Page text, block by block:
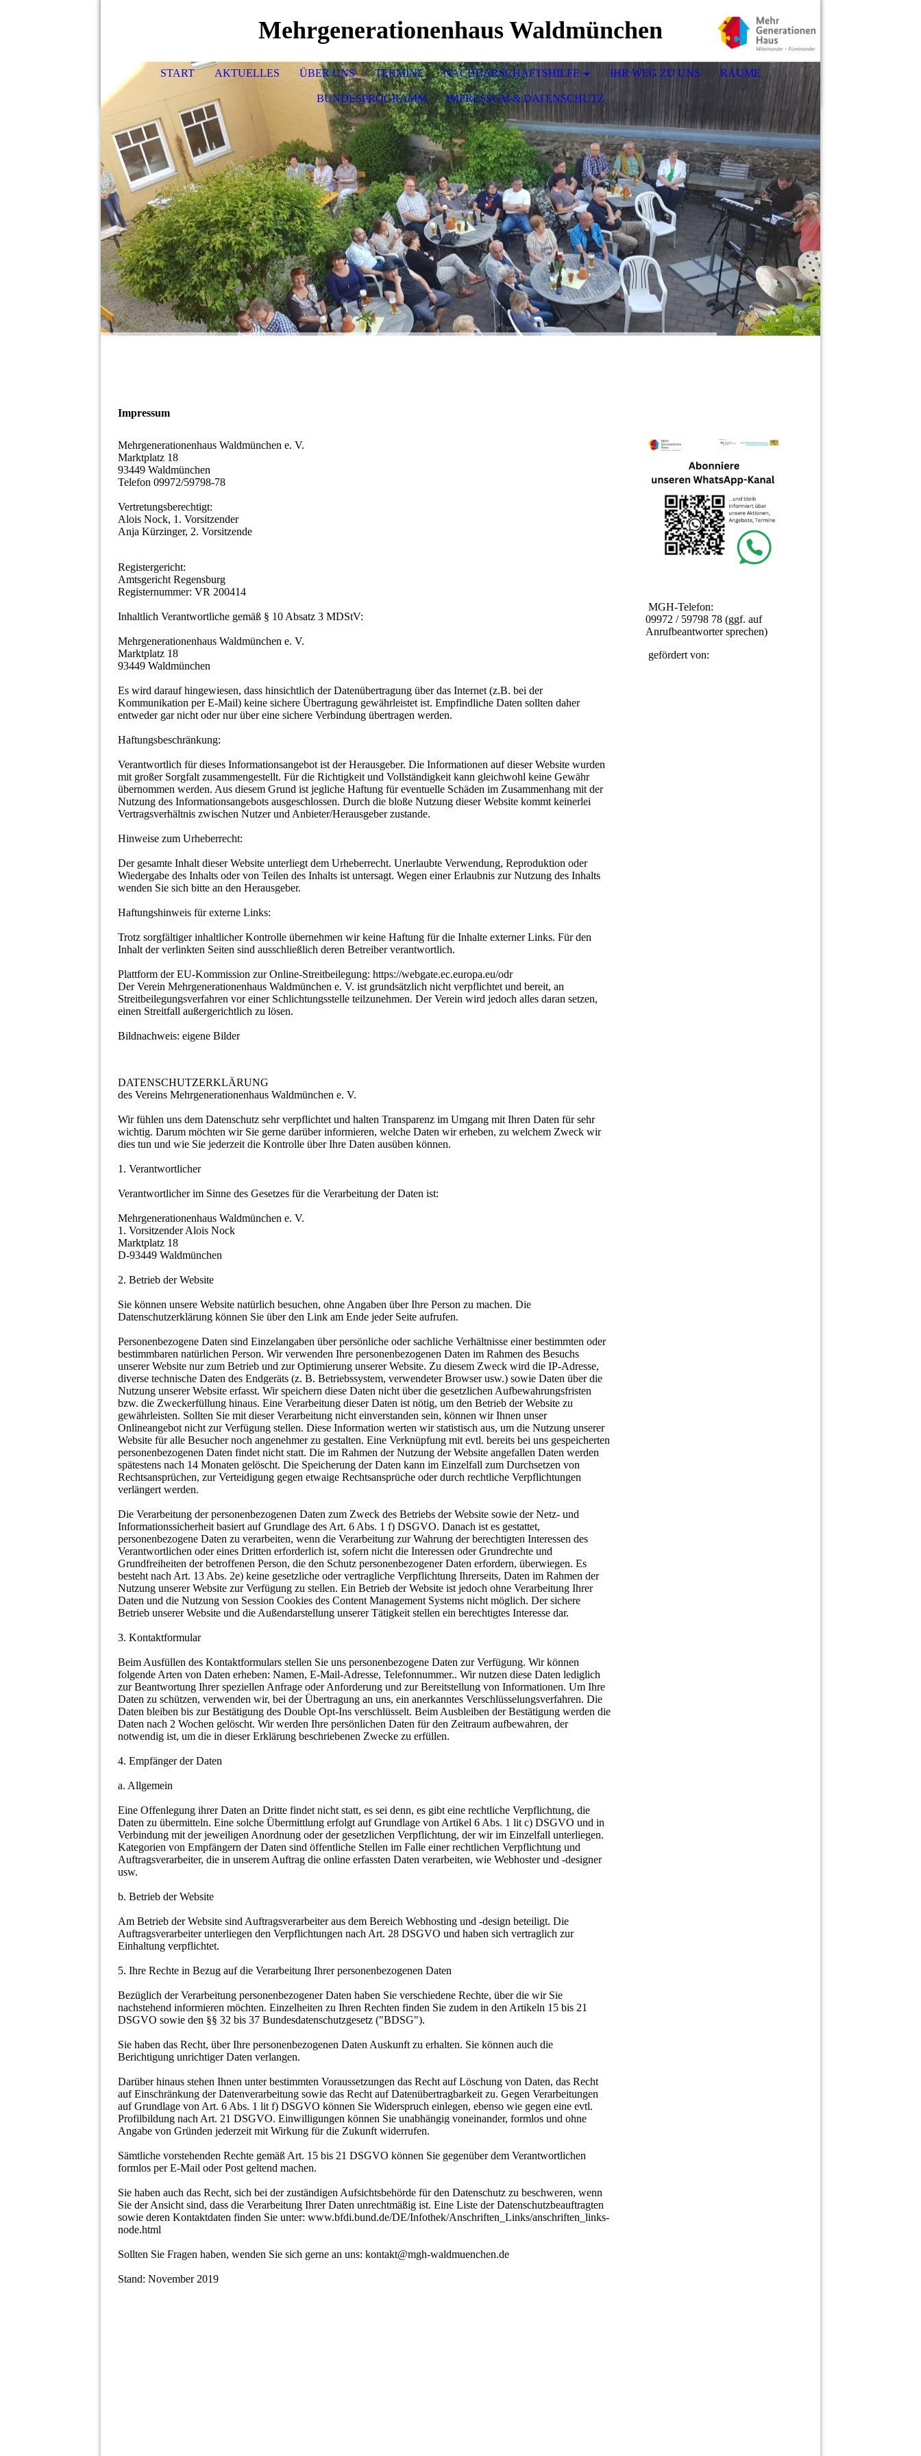
Mehrgenerationenhaus Waldmünchen
START AKTUELLES ÜBER UNS TERMINE NACHBARSCHAFTSHILFE IHR WEG ZU UNS RÄUME
BUNDESPROGRAMM IMPRESSUM & DATENSCHUTZ
Impressum
Mehrgenerationenhaus Waldmünchen e. V.
Marktplatz 18
93449 Waldmünchen
Telefon 09972/59798-78
Vertretungsberechtigt:
Alois Nock, 1. Vorsitzender
Anja Kürzinger, 2. Vorsitzende
Registergericht:
Amtsgericht Regensburg
Registernummer: VR 200414
Inhaltlich Verantwortliche gemäß § 10 Absatz 3 MDStV:
Mehrgenerationenhaus Waldmünchen e. V.
Marktplatz 18
93449 Waldmünchen
Es wird darauf hingewiesen, dass hinsichtlich der Datenübertragung über das Internet (z.B. bei der
Kommunikation per E-Mail) keine sichere Übertragung gewährleistet ist. Empfindliche Daten sollten daher
entweder gar nicht oder nur über eine sichere Verbindung übertragen werden.
Haftungsbeschränkung:
Verantwortlich für dieses Informationsangebot ist der Herausgeber. Die Informationen auf dieser Website wurden
mit großer Sorgfalt zusammengestellt. Für die Richtigkeit und Vollständigkeit kann gleichwohl keine Gewähr
übernommen werden. Aus diesem Grund ist jegliche Haftung für eventuelle Schäden im Zusammenhang mit der
Nutzung des Informationsangebots ausgeschlossen. Durch die bloße Nutzung dieser Website kommt keinerlei
Vertragsverhältnis zwischen Nutzer und Anbieter/Herausgeber zustande.
Hinweise zum Urheberrecht:
Der gesamte Inhalt dieser Website unterliegt dem Urheberrecht. Unerlaubte Verwendung, Reproduktion oder
Wiedergabe des Inhalts oder von Teilen des Inhalts ist untersagt. Wegen einer Erlaubnis zur Nutzung des Inhalts
wenden Sie sich bitte an den Herausgeber.
Haftungshinweis für externe Links:
Trotz sorgfältiger inhaltlicher Kontrolle übernehmen wir keine Haftung für die Inhalte externer Links. Für den
Inhalt der verlinkten Seiten sind ausschließlich deren Betreiber verantwortlich.
Plattform der EU-Kommission zur Online-Streitbeilegung: https://webgate.ec.europa.eu/odr
Der Verein Mehrgenerationenhaus Waldmünchen e. V. ist grundsätzlich nicht verpflichtet und bereit, an
Streitbeilegungsverfahren vor einer Schlichtungsstelle teilzunehmen. Der Verein wird jedoch alles daran setzen,
einen Streitfall außergerichtlich zu lösen.
Bildnachweis: eigene Bilder
DATENSCHUTZERKLÄRUNG
des Vereins Mehrgenerationenhaus Waldmünchen e. V.
Wir fühlen uns dem Datenschutz sehr verpflichtet und halten Transparenz im Umgang mit Ihren Daten für sehr
wichtig. Darum möchten wir Sie gerne darüber informieren, welche Daten wir erheben, zu welchem Zweck wir
dies tun und wie Sie jederzeit die Kontrolle über Ihre Daten ausüben können.
1. Verantwortlicher
Verantwortlicher im Sinne des Gesetzes für die Verarbeitung der Daten ist:
Mehrgenerationenhaus Waldmünchen e. V.
1. Vorsitzender Alois Nock
Marktplatz 18
D-93449 Waldmünchen
2. Betrieb der Website
Sie können unsere Website natürlich besuchen, ohne Angaben über Ihre Person zu machen. Die
Datenschutzerklärung können Sie über den Link am Ende jeder Seite aufrufen.
Personenbezogene Daten sind Einzelangaben über persönliche oder sachliche Verhältnisse einer bestimmten oder
bestimmbaren natürlichen Person. Wir verwenden Ihre personenbezogenen Daten im Rahmen des Besuchs
unserer Website nur zum Betrieb und zur Optimierung unserer Website. Zu diesem Zweck wird die IP-Adresse,
diverse technische Daten des Endgeräts (z. B. Betriebssystem, verwendeter Browser usw.) sowie Daten über die
Nutzung unserer Website erfasst. Wir speichern diese Daten nicht über die gesetzlichen Aufbewahrungsfristen
bzw. die Zweckerfüllung hinaus. Eine Verarbeitung dieser Daten ist nötig, um den Betrieb der Website zu
gewährleisten. Sollten Sie mit dieser Verarbeitung nicht einverstanden sein, können wir Ihnen unser
Onlineangebot nicht zur Verfügung stellen. Diese Information werten wir statistisch aus, um die Nutzung unserer
Website für alle Besucher noch angenehmer zu gestalten. Eine Verknüpfung mit evtl. bereits bei uns gespeicherten
personenbezogenen Daten findet nicht statt. Die im Rahmen der Nutzung der Website angefallen Daten werden
spätestens nach 14 Monaten gelöscht. Die Speicherung der Daten kann im Einzelfall zum Durchsetzen von
Rechtsansprüchen, zur Verteidigung gegen etwaige Rechtsansprüche oder durch rechtliche Verpflichtungen
verlängert werden.
Die Verarbeitung der personenbezogenen Daten zum Zweck des Betriebs der Website sowie der Netz- und
Informationssicherheit basiert auf Grundlage des Art. 6 Abs. 1 f) DSGVO. Danach ist es gestattet,
personenbezogene Daten zu verarbeiten, wenn die Verarbeitung zur Wahrung der berechtigten Interessen des
Verantwortlichen oder eines Dritten erforderlich ist, sofern nicht die Interessen oder Grundrechte und
Grundfreiheiten der betroffenen Person, die den Schutz personenbezogener Daten erfordern, überwiegen. Es
besteht nach Art. 13 Abs. 2e) keine gesetzliche oder vertragliche Verpflichtung Ihrerseits, Daten im Rahmen der
Nutzung unserer Website zur Verfügung zu stellen. Ein Betrieb der Website ist jedoch ohne Verarbeitung Ihrer
Daten und die Nutzung von Session Cookies des Content Management Systems nicht möglich. Der sichere
Betrieb unserer Website und die Außendarstellung unserer Tätigkeit stellen ein berechtigtes Interesse dar.
3. Kontaktformular
Beim Ausfüllen des Kontaktformulars stellen Sie uns personenbezogene Daten zur Verfügung. Wir können
folgende Arten von Daten erheben: Namen, E-Mail-Adresse, Telefonnummer.. Wir nutzen diese Daten lediglich
zur Beantwortung Ihrer speziellen Anfrage oder Anforderung und zur Bereitstellung von Informationen. Um Ihre
Daten zu schützen, verwenden wir, bei der Übertragung an uns, ein anerkanntes Verschlüsselungsverfahren. Die
Daten bleiben bis zur Bestätigung des Double Opt-Ins verschlüsselt. Beim Ausbleiben der Bestätigung werden die
Daten nach 2 Wochen gelöscht. Wir werden Ihre persönlichen Daten für den Zeitraum aufbewahren, der
notwendig ist, um die in dieser Erklärung beschriebenen Zwecke zu erfüllen.
4. Empfänger der Daten
a. Allgemein
Eine Offenlegung ihrer Daten an Dritte findet nicht statt, es sei denn, es gibt eine rechtliche Verpflichtung, die
Daten zu übermitteln. Eine solche Übermittlung erfolgt auf Grundlage von Artikel 6 Abs. 1 lit c) DSGVO und in
Verbindung mit der jeweiligen Anordnung oder der gesetzlichen Verpflichtung, der wir im Einzelfall unterliegen.
Kategorien von Empfängern der Daten sind öffentliche Stellen im Falle einer rechtlichen Verpflichtung und
Auftragsverarbeiter, die in unserem Auftrag die online erfassten Daten verarbeiten, wie Webhoster und -designer
usw.
b. Betrieb der Website
Am Betrieb der Website sind Auftragsverarbeiter aus dem Bereich Webhosting und -design beteiligt. Die
Auftragsverarbeiter unterliegen den Verpflichtungen nach Art. 28 DSGVO und haben sich vertraglich zur
Einhaltung verpflichtet.
5. Ihre Rechte in Bezug auf die Verarbeitung Ihrer personenbezogenen Daten
Bezüglich der Verarbeitung personenbezogener Daten haben Sie verschiedene Rechte, über die wir Sie
nachstehend informieren möchten. Einzelheiten zu Ihren Rechten finden Sie zudem in den Artikeln 15 bis 21
DSGVO sowie den §§ 32 bis 37 Bundesdatenschutzgesetz ("BDSG").
Sie haben das Recht, über Ihre personenbezogenen Daten Auskunft zu erhalten. Sie können auch die
Berichtigung unrichtiger Daten verlangen.
Darüber hinaus stehen Ihnen unter bestimmten Voraussetzungen das Recht auf Löschung von Daten, das Recht
auf Einschränkung der Datenverarbeitung sowie das Recht auf Datenübertragbarkeit zu. Gegen Verarbeitungen
auf Grundlage von Art. 6 Abs. 1 lit f) DSGVO können Sie Widerspruch einlegen, ebenso wie gegen eine evtl.
Profilbildung nach Art. 21 DSGVO. Einwilligungen können Sie unabhängig voneinander, formlos und ohne
Angabe von Gründen jederzeit mit Wirkung für die Zukunft widerrufen.
Sämtliche vorstehenden Rechte gemäß Art. 15 bis 21 DSGVO können Sie gegenüber dem Verantwortlichen
formlos per E-Mail oder Post geltend machen.
Sie haben auch das Recht, sich bei der zuständigen Aufsichtsbehörde für den Datenschutz zu beschweren, wenn
Sie der Ansicht sind, dass die Verarbeitung Ihrer Daten unrechtmäßig ist. Eine Liste der Datenschutzbeauftragten
sowie deren Kontaktdaten finden Sie unter: www.bfdi.bund.de/DE/Infothek/Anschriften_Links/anschriften_links-
node.html
Sollten Sie Fragen haben, wenden Sie sich gerne an uns: kontakt@mgh-waldmuenchen.de
Stand: November 2019
MGH-Telefon:
09972 / 59798 78 (ggf. auf
Anrufbeantworter sprechen)
gefördert von: